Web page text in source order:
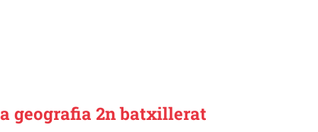
geografia 2n batxillerat